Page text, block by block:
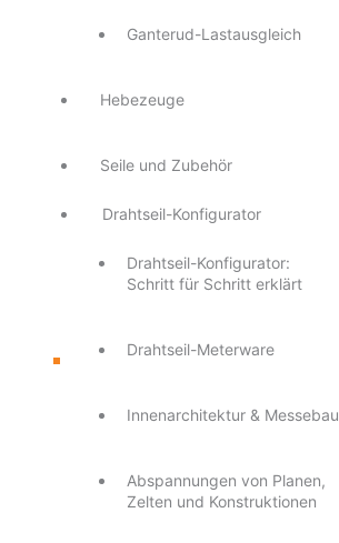
Ganterud-Lastausgleich
Hebezeuge
Seile und Zubehör
Drahtseil-Konfigurator
Drahtseil-Konfigurator:
Schritt für Schritt erklärt
Drahtseil-Meterware
Innenarchitektur & Messebau
Abspannungen von Planen,
Zelten und Konstruktionen